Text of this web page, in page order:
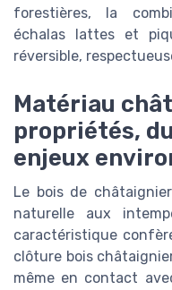
forestières, la
échalas lattes et
réversible,
Matériau
propriétés,
enjeux
Le bois de
naturelle aux
caractéristique
clôture bois
même en contact